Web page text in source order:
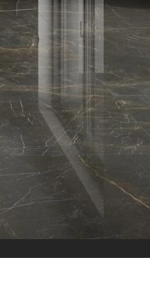
روابط سريعة
من نحن
المتجر
تواصل معنا